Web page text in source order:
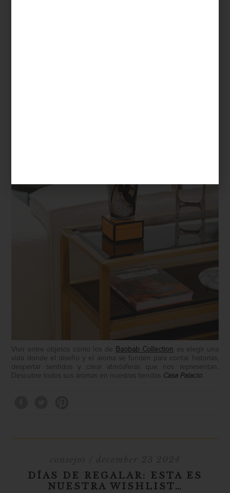
Vivir entre objetos como los de Baobab Collection es elegir una
vida donde el diseño y el aroma se funden para contar historias,
despertar sentidos y crear atmósferas que nos representan.
Descubre todos sus aromas en nuestras tiendas Casa Palacio.
DÍAS DE REGALAR: ESTA ES
NUESTRA WISHLIST…